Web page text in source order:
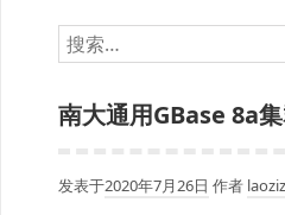
搜
索：
南大通用GBase 8a
发表于2020年7月26日 作者